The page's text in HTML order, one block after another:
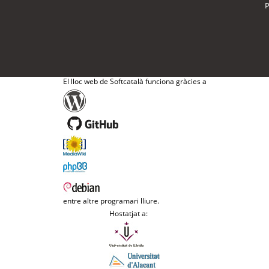
El lloc web de Softcatalà funciona gràcies a
entre altre programari lliure.
Hostatjat a: